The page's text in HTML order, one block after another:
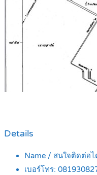
Details
Name / สนใจติดต่อ
เบอร์โทร: